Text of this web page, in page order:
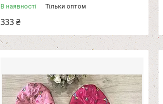
В наявності Тільки оптом
333 ₴